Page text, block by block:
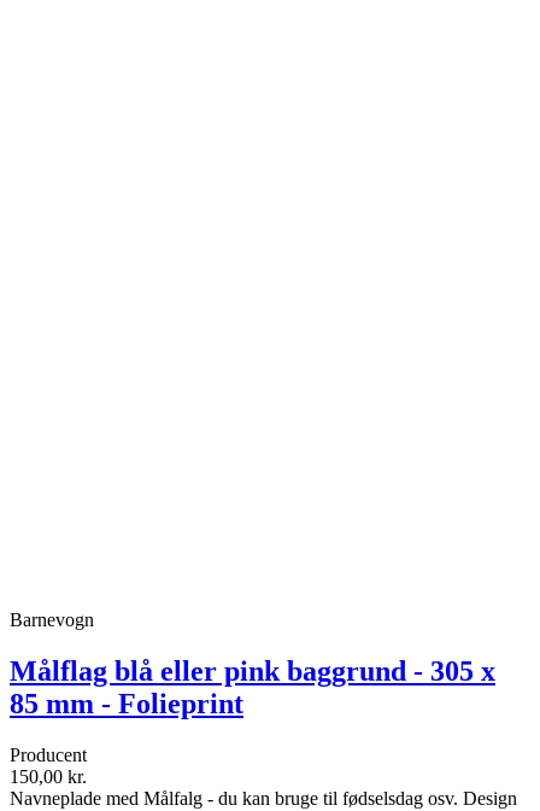
Barnevogn
Målflag blå eller pink baggrund - 305 x
85 mm - Folieprint
Producent
150,00 kr.
Navneplade med Målfalg - du kan bruge til fødselsdag osv. Design